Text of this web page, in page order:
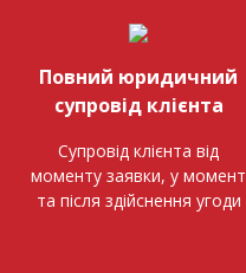
Повний юридичний
супровід клієнта
Супровід клієнта від
моменту заявки, у момент
та після здійснення угоди